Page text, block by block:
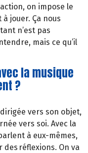
on impose le
jouer. Ça nous
n’est pas
mais ce qu’il
la musique
?
vers son objet,
vers soi. Avec la
à eux-mêmes,
réflexions. On va